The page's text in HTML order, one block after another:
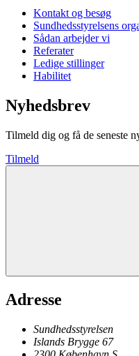
Kontakt og besøg
Sundhedsstyrelsens
Sådan arbejder vi
Referater
Ledige stillinger
Habilitet
Nyhedsbrev
Tilmeld dig og få de seneste
Tilmeld
Adresse
Sundhedsstyrelsen
Islands Brygge 67